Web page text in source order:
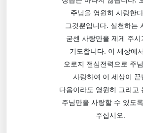
주님을 영원히 사랑한
그것뿐입니다. 실천하는
굳센 사랑만을 제게 주시
기도합니다. 이 세상에
오로지 전심전력으로 주
사랑하여 이 세상이 끝
다음이라도 영원히 그리고
주님만을 사랑할 수 있도
주십시오.